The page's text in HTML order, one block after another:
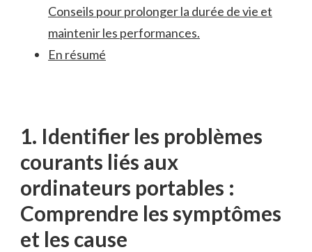
Conseils pour prolonger la durée de vie et⁣
maintenir les performances.
En ⁤résumé
1. Identifier les problèmes
courants liés aux
ordinateurs portables :
Comprendre‌ les symptômes
et les cause